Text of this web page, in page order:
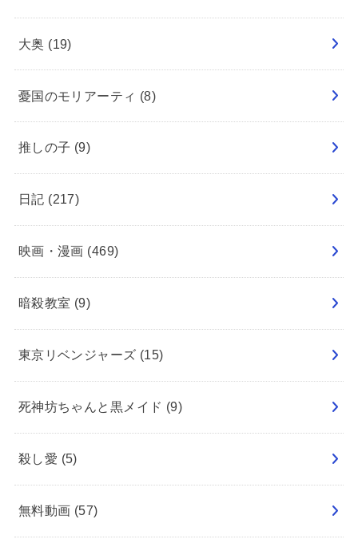
大奥 (19)
憂国のモリアーティ (8)
推しの子 (9)
日記 (217)
映画・漫画 (469)
暗殺教室 (9)
東京リベンジャーズ (15)
死神坊ちゃんと黒メイド (9)
殺し愛 (5)
無料動画 (57)